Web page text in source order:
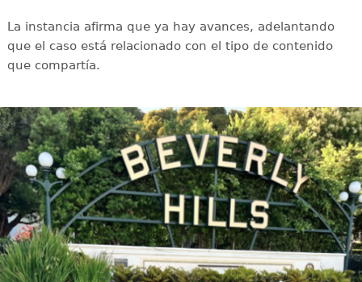
La instancia afirma que ya hay avances, adelantando
que el caso está relacionado con el tipo de contenido
que compartía.